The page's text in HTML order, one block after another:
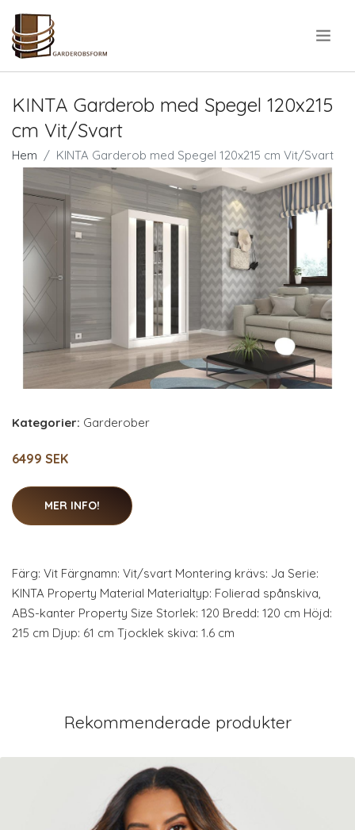
KINTA Garderob med Spegel 120x215
cm Vit/Svart
Hem KINTA Garderob med Spegel 120x215 cm Vit/Svart
Kategorier: Garderober
6499 SEK
MER INFO!
Färg: Vit Färgnamn: Vit/svart Montering krävs: Ja Serie:
KINTA Property Material Materialtyp: Folierad spånskiva,
ABS-kanter Property Size Storlek: 120 Bredd: 120 cm Höjd:
215 cm Djup: 61 cm Tjocklek skiva: 1.6 cm
Rekommenderade produkter